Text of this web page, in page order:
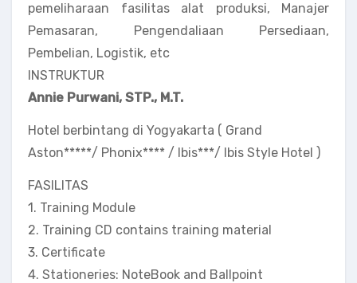
pemeliharaan fasilitas alat produksi, Manajer
Pemasaran, Pengendaliaan Persediaan,
Pembelian, Logistik, etc
INSTRUKTUR
Annie Purwani, STP., M.T.
Hotel berbintang di Yogyakarta ( Grand
Aston*****/ Phonix**** / Ibis***/ Ibis Style Hotel )
FASILITAS
1. Training Module
2. Training CD contains training material
3. Certificate
4. Stationeries: NoteBook and Ballpoint